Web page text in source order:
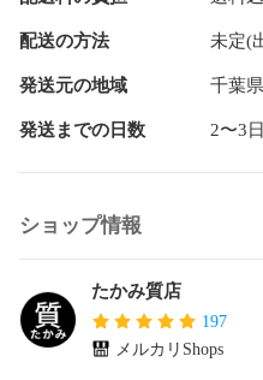
SS(ステンレス)
【付属品】
保証書/正規店BOX
【保証期間】
※返品・保証についての詳細
※表記または､写真に掲載のな
※商品の特性上表記にない細
ります｡
配送の方法 未定(
発送元の地域 千葉県
発送までの日数 2〜3
ショップ情報
たかみ質店
197
メルカリShops